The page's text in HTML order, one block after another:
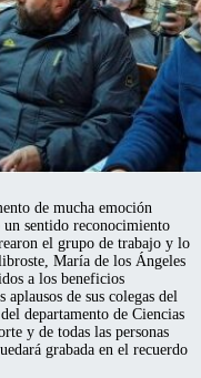
de mucha emoción
sentido reconocimiento
el grupo de trabajo y lo
María de los Ángeles
a los beneficios
de sus colegas del
departamento de Ciencias
y de todas las personas
grabada en el recuerdo